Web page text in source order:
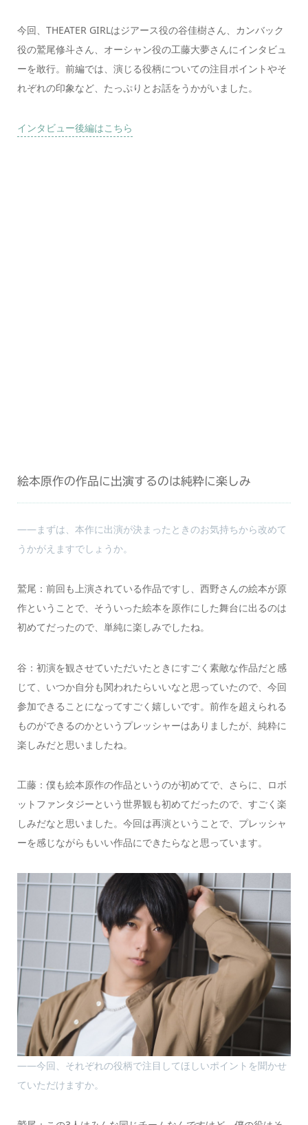
今回、THEATER GIRLはジアース役の谷佳樹さん、カンバック
役の鷲尾修斗さん、オーシャン役の工藤大夢さんにインタビュ
ーを敢行。前編では、演じる役柄についての注目ポイントやそ
れぞれの印象など、たっぷりとお話をうかがいました。
インタビュー後編はこちら
絵本原作の作品に出演するのは純粋に楽しみ
――まずは、本作に出演が決まったときのお気持ちから改めて
うかがえますでしょうか。
鷲尾：前回も上演されている作品ですし、西野さんの絵本が原
作ということで、そういった絵本を原作にした舞台に出るのは
初めてだったので、単純に楽しみでしたね。
谷：初演を観させていただいたときにすごく素敵な作品だと感
じて、いつか自分も関われたらいいなと思っていたので、今回
参加できることになってすごく嬉しいです。前作を超えられる
ものができるのかというプレッシャーはありましたが、純粋に
楽しみだと思いましたね。
工藤：僕も絵本原作の作品というのが初めてで、さらに、ロボ
ットファンタジーという世界観も初めてだったので、すごく楽
しみだなと思いました。今回は再演ということで、プレッシャ
ーを感じながらもいい作品にできたらなと思っています。
――今回、それぞれの役柄で注目してほしいポイントを聞かせ
ていただけますか。